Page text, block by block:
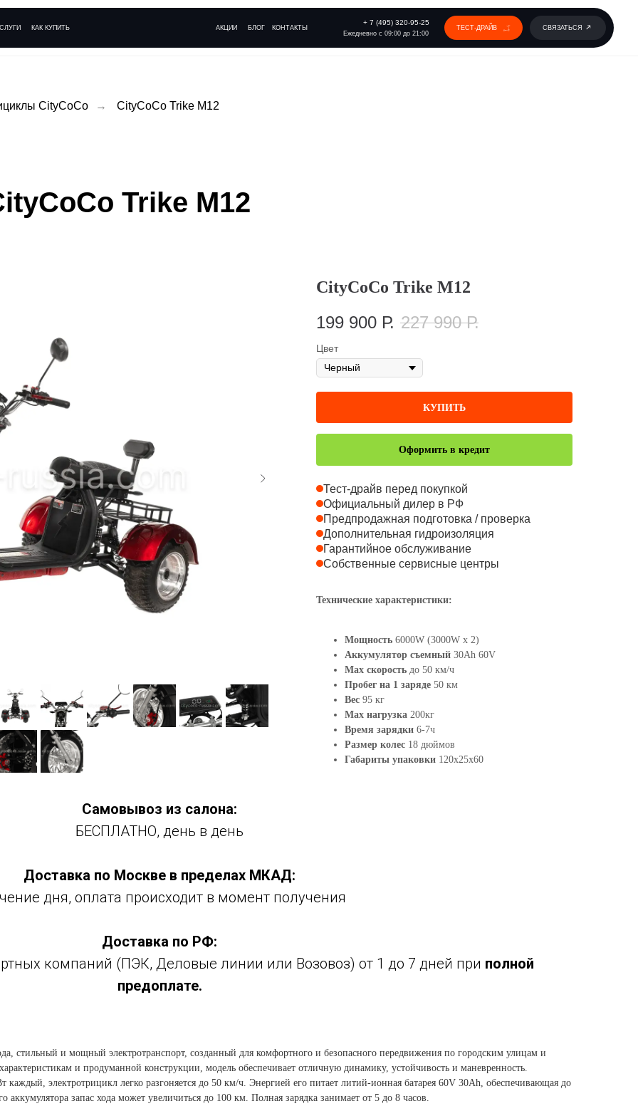
Ежедневно с 09:00 до 21:00
КУПИТЬ КОНТАКТЫ ТЕСТ-ДРАЙВ СВЯЗАТЬСЯ
CityCoCo → CityCoCo Trike M12
Trike M12
CityCoCo Trike M12
199 900 Р. 227 990 Р.
Цвет
КУПИТЬ
Оформить в кредит
Тест-драйв перед покупкой
Официальный дилер в РФ
Предпродажная подготовка / проверка
Дополнительная гидроизоляция
Гарантийное обслуживание
Собственные сервисные центры
Технические характеристики:
Мощность 6000W (3000W х 2)
Аккумулятор съемный 30Ah 60V
Max скорость до 50 км/ч
Пробег на 1 заряде 50 км
Вес 95 кг
Max нагрузка 200кг
Время зарядки 6-7ч
Размер колес 18 дюймов
Габариты упаковки 120х25х60
Самовывоз из салона:
БЕСПЛАТНО, день в день
Доставка по Москве в пределах МКАД:
дня, оплата происходит в момент получения
Доставка по РФ:
компаний (ПЭК, Деловые линии или Возовоз) от 1 до 7 дней при полной
предоплате.
стильный и мощный электротранспорт, созданный для комфортного и безопасного передвижения по городским улицам и
и продуманной конструкции, модель обеспечивает отличную динамику, устойчивость и маневренность.
электротрицикл легко разгоняется до 50 км/ч. Энергией его питает литий-ионная батарея 60V 30Ah, обеспечивающая до
запас хода может увеличиться до 100 км. Полная зарядка занимает от 5 до 8 часов.